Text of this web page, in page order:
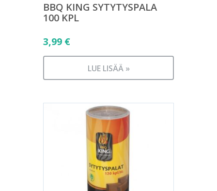
BBQ KING SYTYTYSPALA
100 KPL
3,99 €
LUE LISÄÄ »